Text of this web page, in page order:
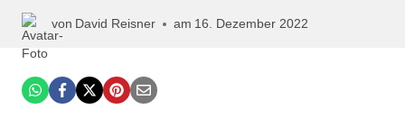
von David Reisner am 16. Dezember 2022